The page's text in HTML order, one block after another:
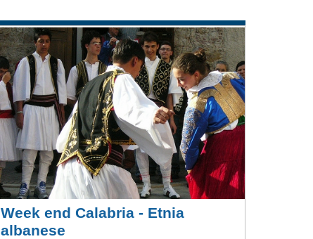
Week end Calabria - Etnia
albanese